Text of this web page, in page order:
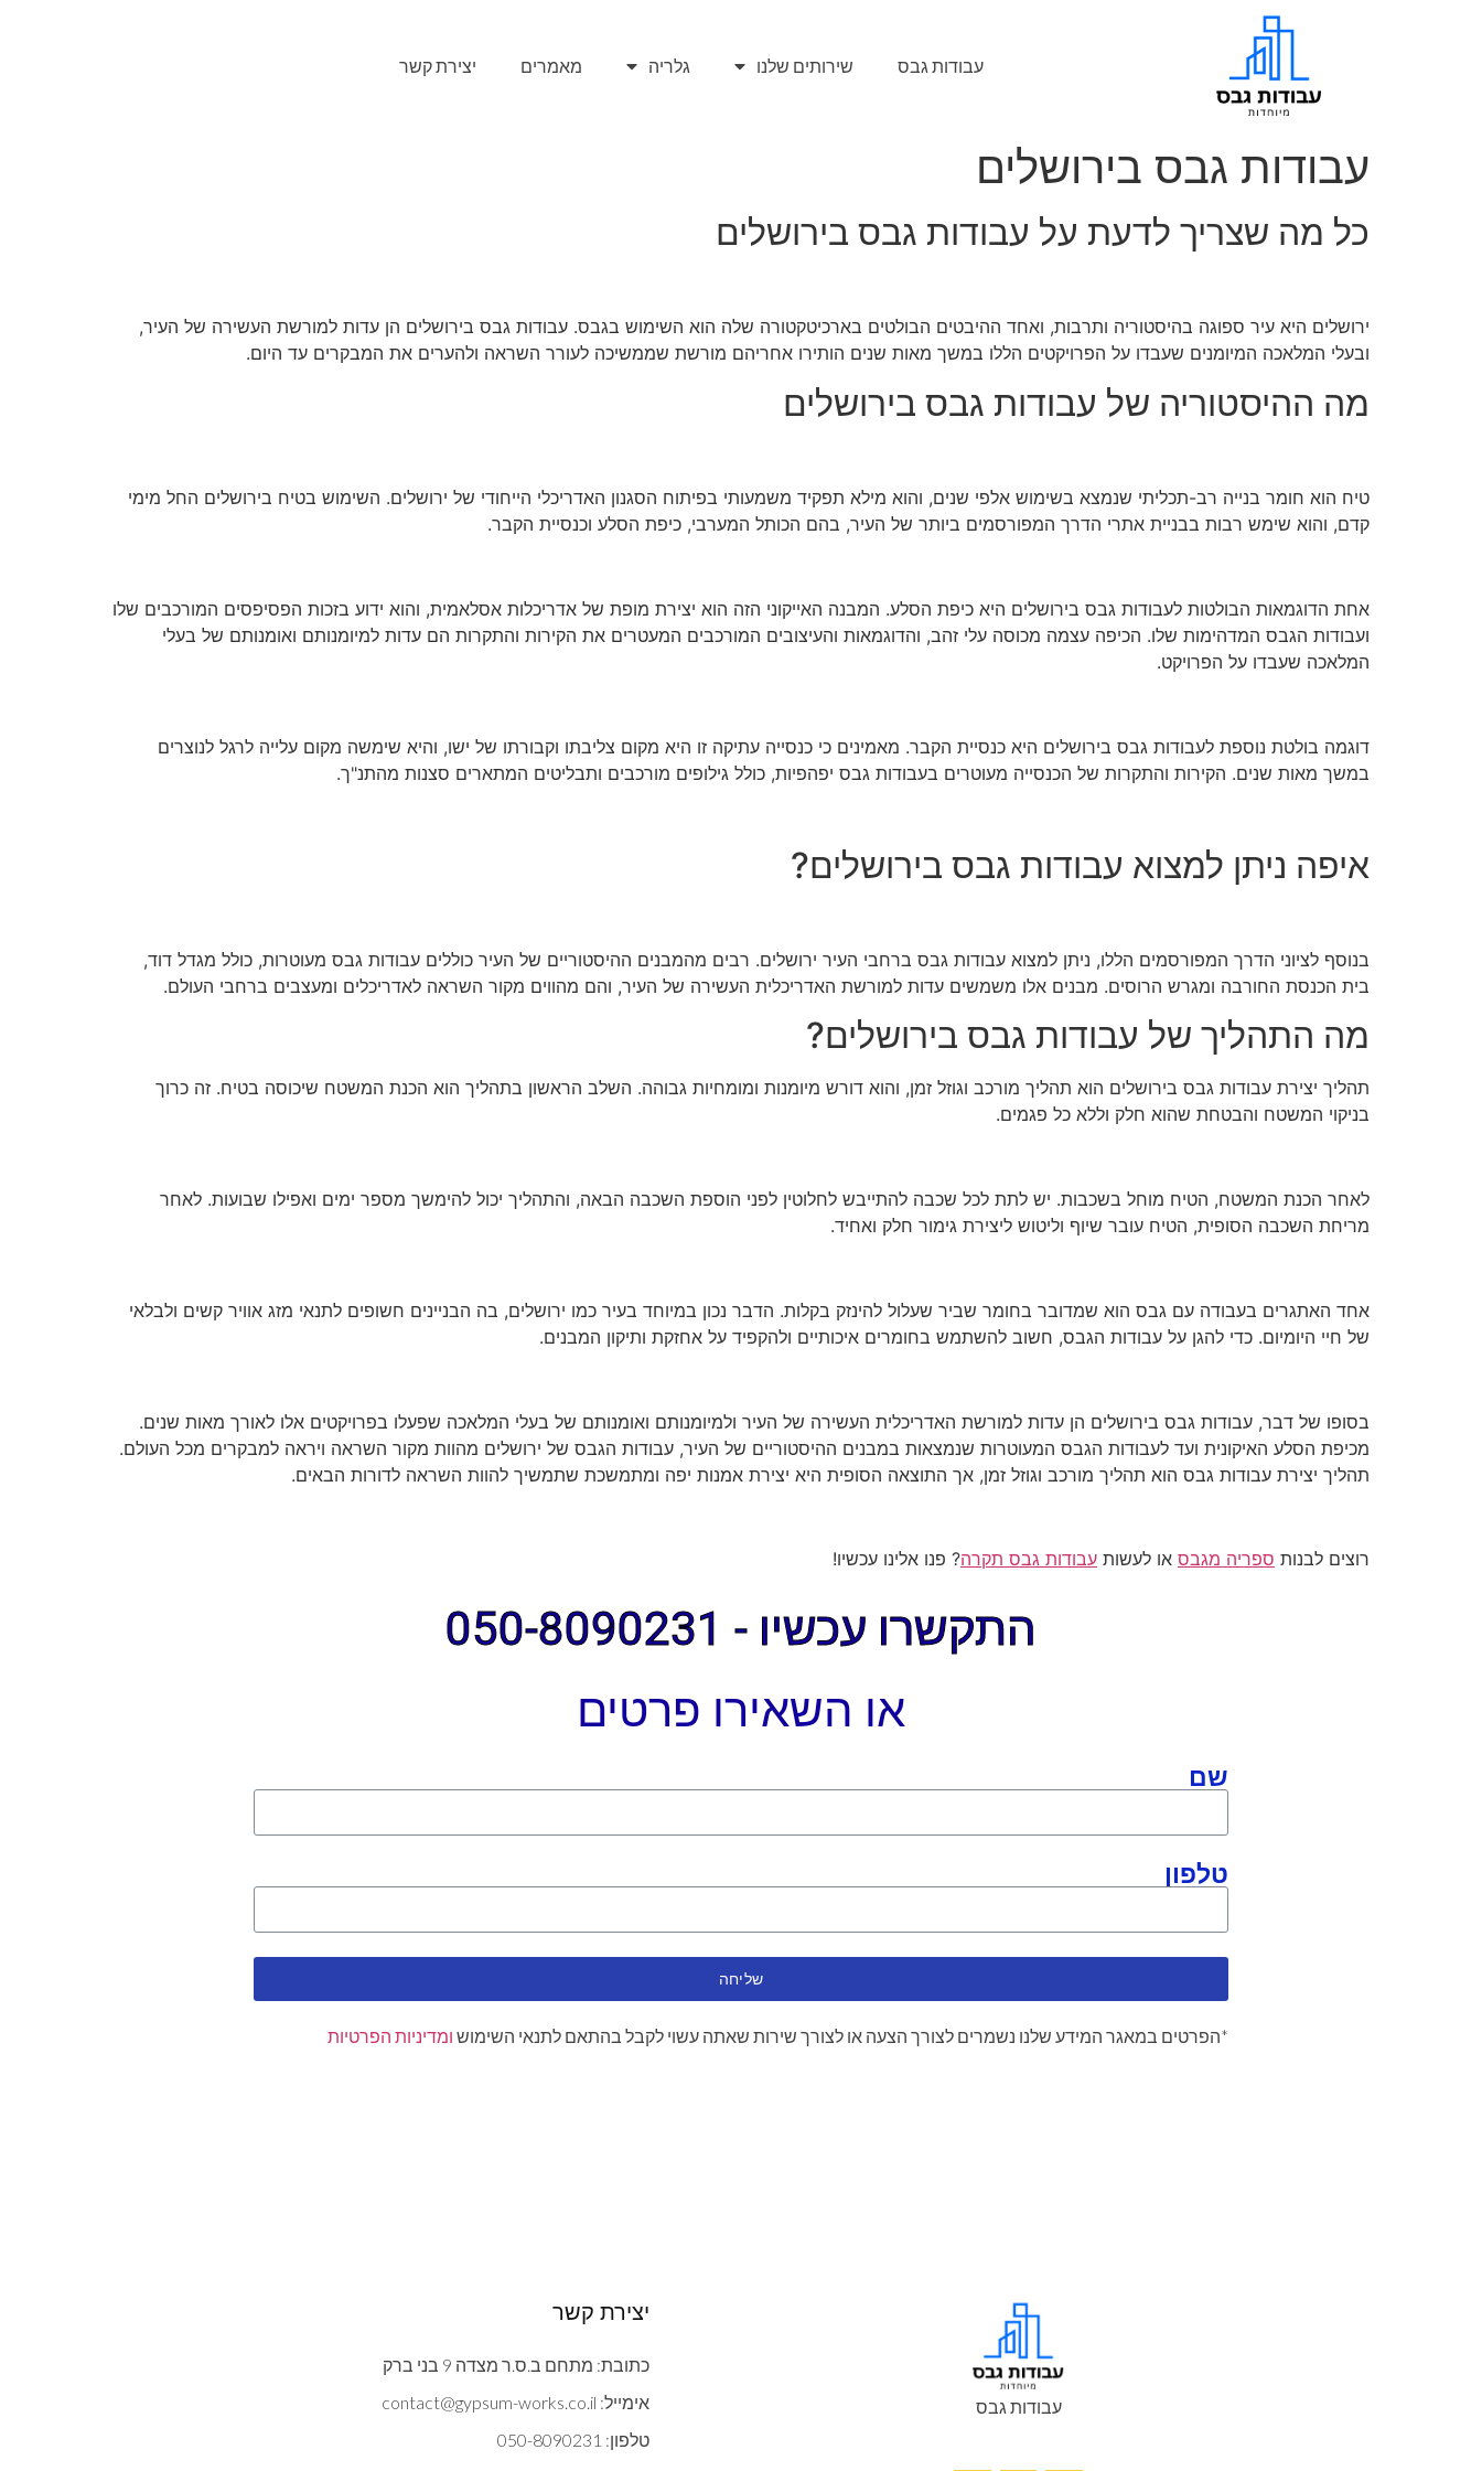
עבודות גבס שירותים שלנו גלריה מאמרים יצירת קשר
עבודות גבס בירושלים
כל מה שצריך לדעת על עבודות גבס בירושלים
ירושלים היא עיר ספוגה בהיסטוריה ותרבות, ואחד ההיבטים הבולטים בארכיטקטורה שלה הוא השימוש בגבס. עבודות גבס בירושלים הן עדות למורשת העשירה של העיר,
ובעלי המלאכה המיומנים שעבדו על הפרויקטים הללו במשך מאות שנים הותירו אחריהם מורשת שממשיכה לעורר השראה ולהערים את המבקרים עד היום.
מה ההיסטוריה של עבודות גבס בירושלים
טיח הוא חומר בנייה רב-תכליתי שנמצא בשימוש אלפי שנים, והוא מילא תפקיד משמעותי בפיתוח הסגנון האדריכלי הייחודי של ירושלים. השימוש בטיח בירושלים החל מימי
קדם, והוא שימש רבות בבניית אתרי הדרך המפורסמים ביותר של העיר, בהם הכותל המערבי, כיפת הסלע וכנסיית הקבר.
אחת הדוגמאות הבולטות לעבודות גבס בירושלים היא כיפת הסלע. המבנה האייקוני הזה הוא יצירת מופת של אדריכלות אסלאמית, והוא ידוע בזכות הפסיפסים המורכבים שלו
ועבודות הגבס המדהימות שלו. הכיפה עצמה מכוסה עלי זהב, והדוגמאות והעיצובים המורכבים המעטרים את הקירות והתקרות הם עדות למיומנותם ואומנותם של בעלי
המלאכה שעבדו על הפרויקט.
דוגמה בולטת נוספת לעבודות גבס בירושלים היא כנסיית הקבר. מאמינים כי כנסייה עתיקה זו היא מקום צליבתו וקבורתו של ישו, והיא שימשה מקום עלייה לרגל לנוצרים
במשך מאות שנים. הקירות והתקרות של הכנסייה מעוטרים בעבודות גבס יפהפיות, כולל גילופים מורכבים ותבליטים המתארים סצנות מהתנ"ך.
איפה ניתן למצוא עבודות גבס בירושלים?
בנוסף לציוני הדרך המפורסמים הללו, ניתן למצוא עבודות גבס ברחבי העיר ירושלים. רבים מהמבנים ההיסטוריים של העיר כוללים עבודות גבס מעוטרות, כולל מגדל דוד,
בית הכנסת החורבה ומגרש הרוסים. מבנים אלו משמשים עדות למורשת האדריכלית העשירה של העיר, והם מהווים מקור השראה לאדריכלים ומעצבים ברחבי העולם.
מה התהליך של עבודות גבס בירושלים?
תהליך יצירת עבודות גבס בירושלים הוא תהליך מורכב וגוזל זמן, והוא דורש מיומנות ומומחיות גבוהה. השלב הראשון בתהליך הוא הכנת המשטח שיכוסה בטיח. זה כרוך
בניקוי המשטח והבטחת שהוא חלק וללא כל פגמים.
לאחר הכנת המשטח, הטיח מוחל בשכבות. יש לתת לכל שכבה להתייבש לחלוטין לפני הוספת השכבה הבאה, והתהליך יכול להימשך מספר ימים ואפילו שבועות. לאחר
מריחת השכבה הסופית, הטיח עובר שיוף וליטוש ליצירת גימור חלק ואחיד.
אחד האתגרים בעבודה עם גבס הוא שמדובר בחומר שביר שעלול להינזק בקלות. הדבר נכון במיוחד בעיר כמו ירושלים, בה הבניינים חשופים לתנאי מזג אוויר קשים ולבלאי
של חיי היומיום. כדי להגן על עבודות הגבס, חשוב להשתמש בחומרים איכותיים ולהקפיד על אחזקת ותיקון המבנים.
בסופו של דבר, עבודות גבס בירושלים הן עדות למורשת האדריכלית העשירה של העיר ולמיומנותם ואומנותם של בעלי המלאכה שפעלו בפרויקטים אלו לאורך מאות שנים.
מכיפת הסלע האיקונית ועד לעבודות הגבס המעוטרות שנמצאות במבנים ההיסטוריים של העיר, עבודות הגבס של ירושלים מהוות מקור השראה ויראה למבקרים מכל העולם.
תהליך יצירת עבודות גבס הוא תהליך מורכב וגוזל זמן, אך התוצאה הסופית היא יצירת אמנות יפה ומתמשכת שתמשיך להוות השראה לדורות הבאים.
רוצים לבנות ספריה מגבס או לעשות עבודות גבס תקרה? פנו אלינו עכשיו!
התקשרו עכשיו - 050-8090231
או השאירו פרטים
שם
טלפון
שליחה
*הפרטים במאגר המידע שלנו נשמרים לצורך הצעה או לצורך שירות שאתה עשוי לקבל בהתאם לתנאי השימוש ומדיניות הפרטיות
עבודות גבס
יצירת קשר
כתובת: מתחם ב.ס.ר מצדה 9 בני ברק
אימייל: contact@gypsum-works.co.il
טלפון: 050-8090231